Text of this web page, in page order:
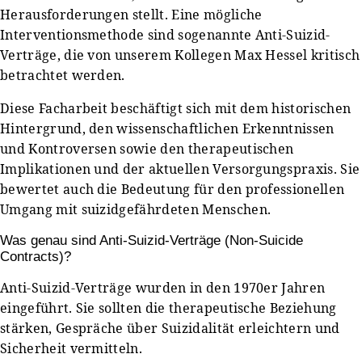
Herausforderungen stellt. Eine mögliche
Interventionsmethode sind sogenannte Anti-Suizid-
Verträge, die von unserem Kollegen Max Hessel kritisch
betrachtet werden.
Diese Facharbeit beschäftigt sich mit dem historischen
Hintergrund, den wissenschaftlichen Erkenntnissen
und Kontroversen sowie den therapeutischen
Implikationen und der aktuellen Versorgungspraxis. Sie
bewertet auch die Bedeutung für den professionellen
Umgang mit suizidgefährdeten Menschen.
Was genau sind Anti-Suizid-Verträge (Non-Suicide
Contracts)?
Anti-Suizid-Verträge wurden in den 1970er Jahren
eingeführt. Sie sollten die therapeutische Beziehung
stärken, Gespräche über Suizidalität erleichtern und
Sicherheit vermitteln.